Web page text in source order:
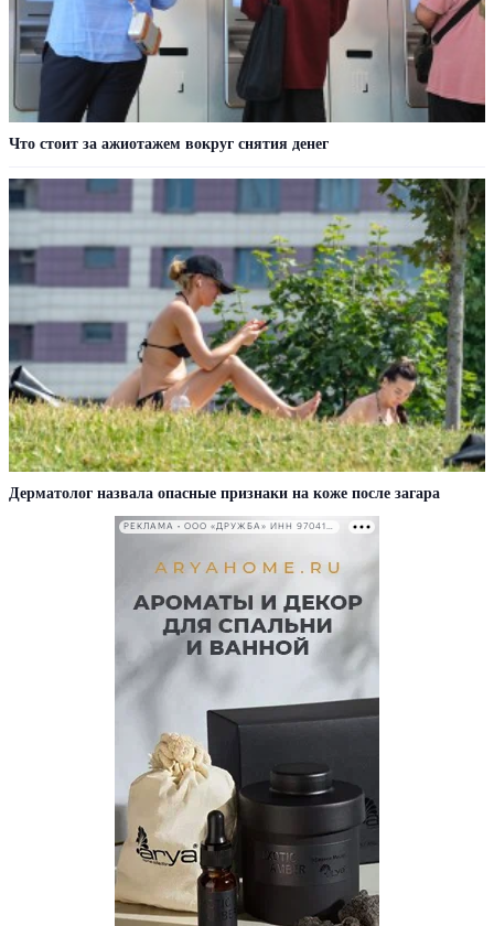
Что стоит за ажиотажем вокруг снятия денег
Дерматолог назвала опасные признаки на коже после загара
РЕКЛАМА • ООО «ДРУЖБА» ИНН 9704146411